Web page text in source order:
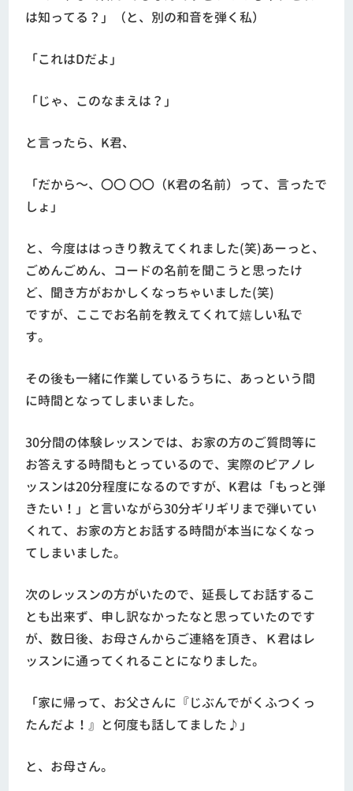
は知ってる？」（と、別の和音を弾く私）
「これはDだよ」
「じゃ、このなまえは？」
と言ったら、K君、
「だから～、〇〇 〇〇（K君の名前）って、言ったで
しょ」
と、今度ははっきり教えてくれました(笑)あーっと、
ごめんごめん、コードの名前を聞こうと思ったけ
ど、聞き方がおかしくなっちゃいました(笑)
ですが、ここでお名前を教えてくれて嬉しい私で
す。
その後も一緒に作業しているうちに、あっという間
に時間となってしまいました。
30分間の体験レッスンでは、お家の方のご質問等に
お答えする時間もとっているので、実際のピアノレ
ッスンは20分程度になるのですが、K君は「もっと弾
きたい！」と言いながら30分ギリギリまで弾いてい
くれて、お家の方とお話する時間が本当になくなっ
てしまいました。
次のレッスンの方がいたので、延長してお話するこ
とも出来ず、申し訳なかったなと思っていたのです
が、数日後、お母さんからご連絡を頂き、Ｋ君はレ
ッスンに通ってくれることになりました。
「家に帰って、お父さんに『じぶんでがくふつくっ
たんだよ！』と何度も話してました♪」
と、お母さん。